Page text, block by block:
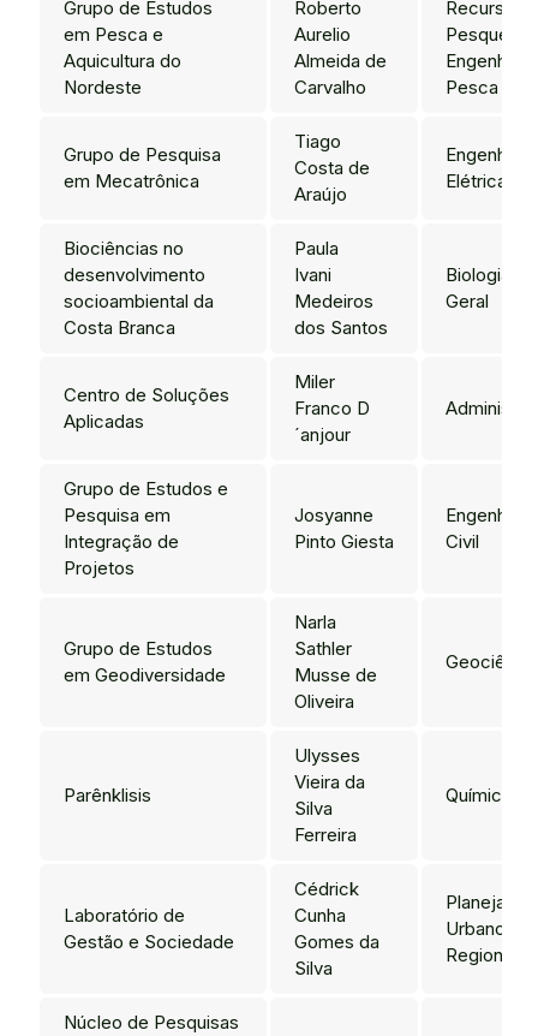
Grupo de Estudos
em Pesca e
Aquicultura do
Nordeste
Roberto
Aurelio
Almeida de
Carvalho
Recursos
Pesca
Grupo de Pesquisa
em Mecatrônica
Tiago
Costa de
Araújo
Engenharia
Elétrica
Biociências no
desenvolvimento
socioambiental da
Costa Branca
Paula
Ivani
Medeiros
dos Santos
Biologia
Geral
Centro de Soluções
Aplicadas
Miler
Franco D
´anjour
Grupo de Estudos e
Pesquisa em
Integração de
Projetos
Josyanne
Pinto Giesta
Engenharia
Civil
Grupo de Estudos
em Geodiversidade
Narla
Sathler
Musse de
Oliveira
Parênklisis
Ulysses
Vieira da
Silva
Ferreira
Química
Laboratório de
Gestão e Sociedade
Cédrick
Cunha
Gomes da
Silva
Urbano e
Regional
Núcleo de Pesquisas